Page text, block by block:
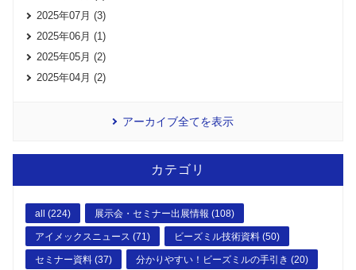
2025年07月 (3)
2025年06月 (1)
2025年05月 (2)
2025年04月 (2)
アーカイブ全てを表示
カテゴリ
all (224) 展示会・セミナー出展情報 (108)
アイメックスニュース (71) ビーズミル技術資料 (50)
セミナー資料 (37) 分かりやすい！ビーズミルの手引き (20)